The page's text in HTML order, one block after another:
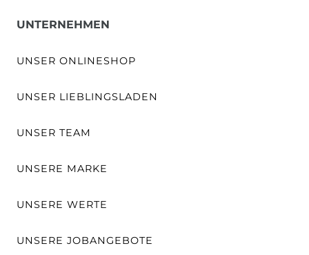
UNTERNEHMEN
UNSER ONLINESHOP
UNSER LIEBLINGSLADEN
UNSER TEAM
UNSERE MARKE
UNSERE WERTE
UNSERE JOBANGEBOTE